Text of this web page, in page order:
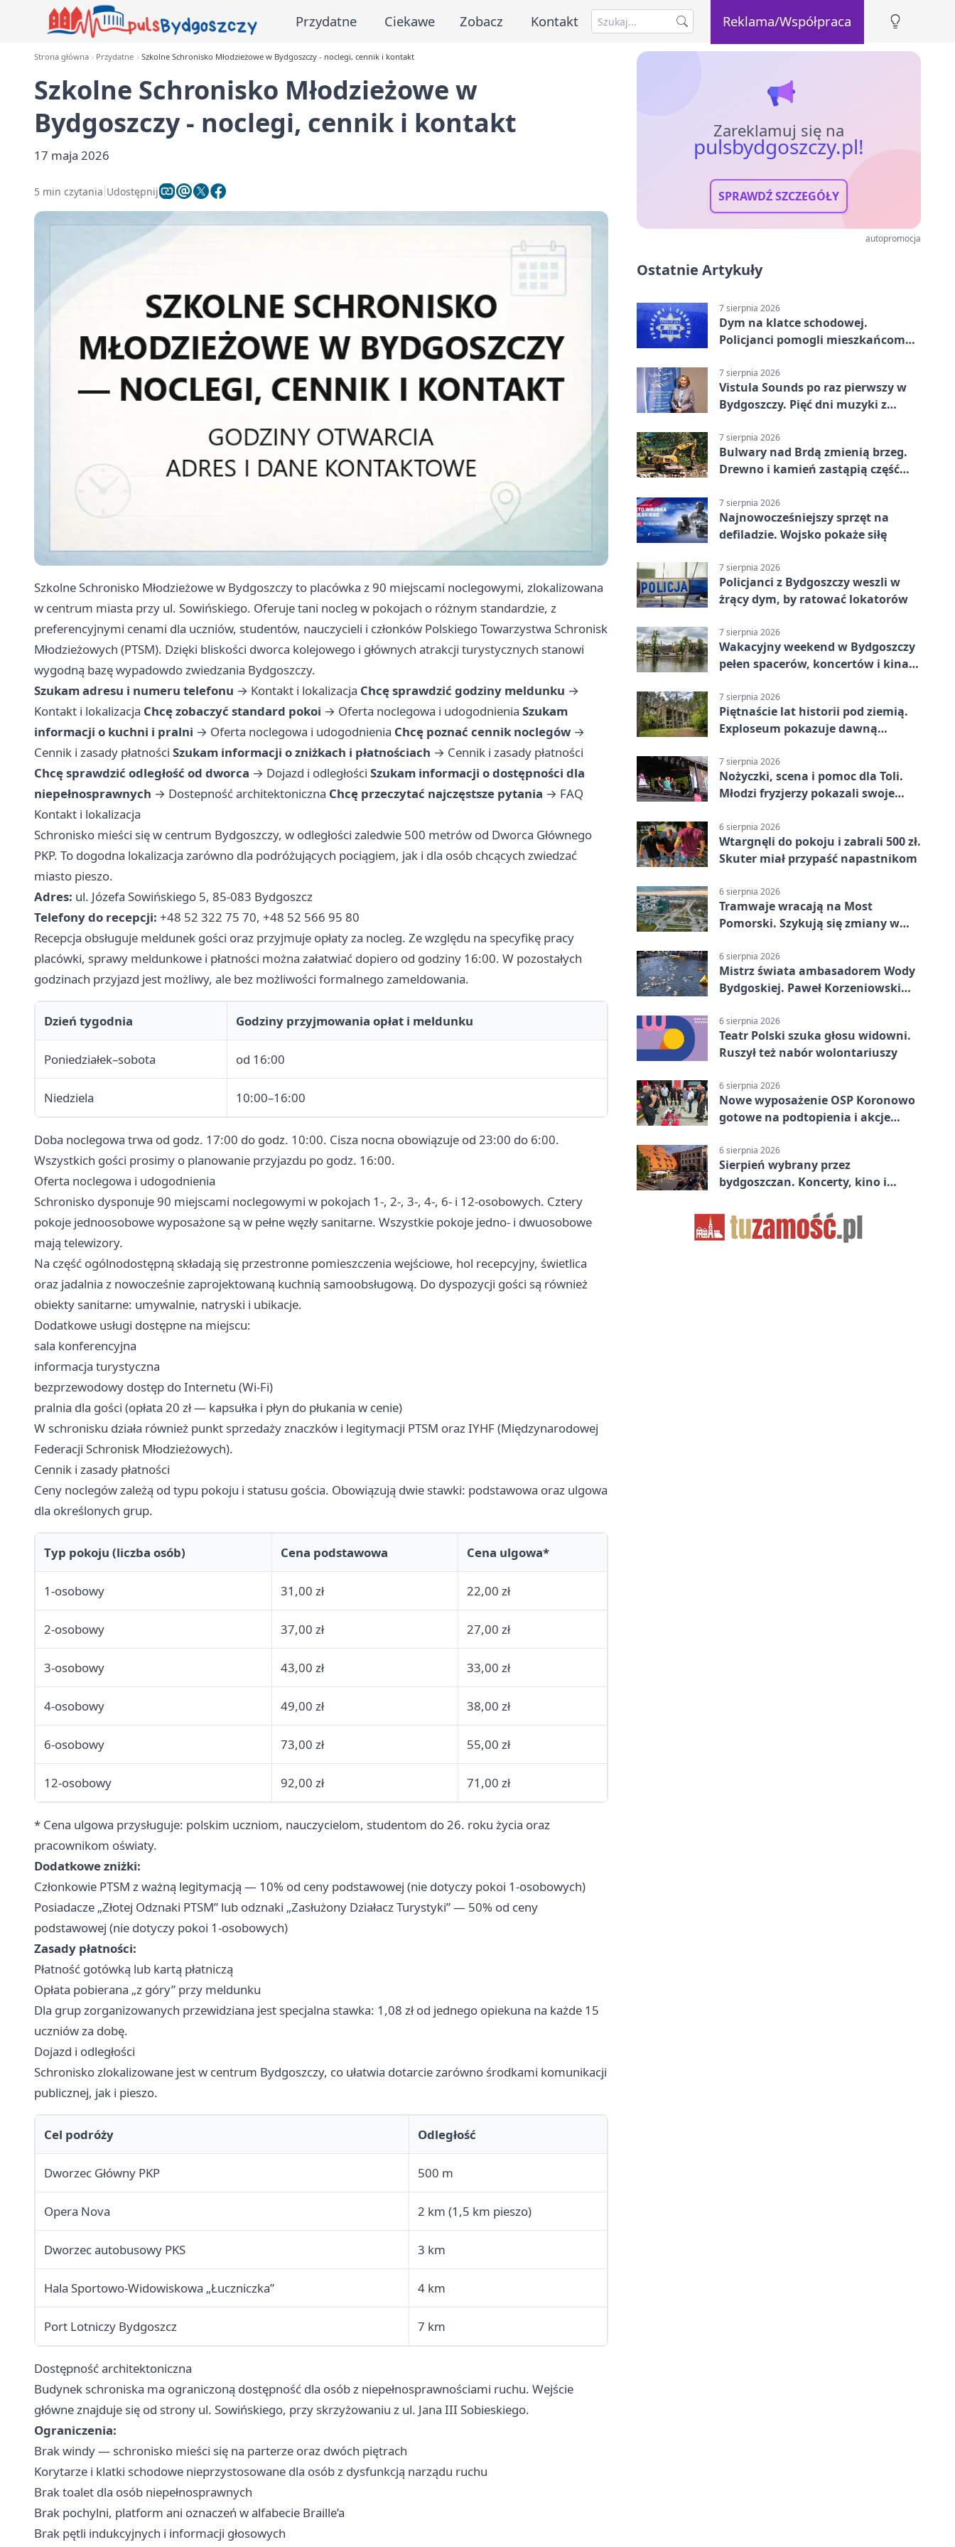
Przydatne Ciekawe Zobacz Kontakt Reklama/Współpraca
Strona główna Przydatne Szkolne Schronisko Młodzieżowe w Bydgoszczy - noclegi, cennik i kontakt
Szkolne Schronisko Młodzieżowe w
Bydgoszczy - noclegi, cennik i kontakt
17 maja 2026
5 min czytania Udostępnij
Szkolne Schronisko Młodzieżowe w Bydgoszczy to placówka z 90 miejscami noclegowymi, zlokalizowana
w centrum miasta przy ul. Sowińskiego. Oferuje tani nocleg w pokojach o różnym standardzie, z
preferencyjnymi cenami dla uczniów, studentów, nauczycieli i członków Polskiego Towarzystwa Schronisk
Młodzieżowych (PTSM). Dzięki bliskości dworca kolejowego i głównych atrakcji turystycznych stanowi
wygodną bazę wypadowdo zwiedzania Bydgoszczy.
Szukam adresu i numeru telefonu → Kontakt i lokalizacja Chcę sprawdzić godziny meldunku →
Kontakt i lokalizacja Chcę zobaczyć standard pokoi → Oferta noclegowa i udogodnienia Szukam
informacji o kuchni i pralni → Oferta noclegowa i udogodnienia Chcę poznać cennik noclegów →
Cennik i zasady płatności Szukam informacji o zniżkach i płatnościach → Cennik i zasady płatności
Chcę sprawdzić odległość od dworca → Dojazd i odległości Szukam informacji o dostępności dla
niepełnosprawnych → Dostepność architektoniczna Chcę przeczytać najczęstsze pytania → FAQ
Kontakt i lokalizacja
Schronisko mieści się w centrum Bydgoszczy, w odległości zaledwie 500 metrów od Dworca Głównego
PKP. To dogodna lokalizacja zarówno dla podróżujących pociągiem, jak i dla osób chcących zwiedzać
miasto pieszo.
Adres: ul. Józefa Sowińskiego 5, 85-083 Bydgoszcz
Telefony do recepcji: +48 52 322 75 70, +48 52 566 95 80
Recepcja obsługuje meldunek gości oraz przyjmuje opłaty za nocleg. Ze względu na specyfikę pracy
placówki, sprawy meldunkowe i płatności można załatwiać dopiero od godziny 16:00. W pozostałych
godzinach przyjazd jest możliwy, ale bez możliwości formalnego zameldowania.
Dzień tygodnia Godziny przyjmowania opłat i meldunku
Poniedziałek–sobota od 16:00
Niedziela 10:00–16:00
Doba noclegowa trwa od godz. 17:00 do godz. 10:00. Cisza nocna obowiązuje od 23:00 do 6:00.
Wszystkich gości prosimy o planowanie przyjazdu po godz. 16:00.
Oferta noclegowa i udogodnienia
Schronisko dysponuje 90 miejscami noclegowymi w pokojach 1-, 2-, 3-, 4-, 6- i 12-osobowych. Cztery
pokoje jednoosobowe wyposażone są w pełne węzły sanitarne. Wszystkie pokoje jedno- i dwuosobowe
mają telewizory.
Na część ogólnodostępną składają się przestronne pomieszczenia wejściowe, hol recepcyjny, świetlica
oraz jadalnia z nowocześnie zaprojektowaną kuchnią samoobsługową. Do dyspozycji gości są również
obiekty sanitarne: umywalnie, natryski i ubikacje.
Dodatkowe usługi dostępne na miejscu:
sala konferencyjna
informacja turystyczna
bezprzewodowy dostęp do Internetu (Wi-Fi)
pralnia dla gości (opłata 20 zł — kapsułka i płyn do płukania w cenie)
W schronisku działa również punkt sprzedaży znaczków i legitymacji PTSM oraz IYHF (Międzynarodowej
Federacji Schronisk Młodzieżowych).
Cennik i zasady płatności
Ceny noclegów zależą od typu pokoju i statusu gościa. Obowiązują dwie stawki: podstawowa oraz ulgowa
dla określonych grup.
Typ pokoju (liczba osób) Cena podstawowa Cena ulgowa*
1-osobowy 31,00 zł 22,00 zł
2-osobowy 37,00 zł 27,00 zł
3-osobowy 43,00 zł 33,00 zł
4-osobowy 49,00 zł 38,00 zł
6-osobowy 73,00 zł 55,00 zł
12-osobowy 92,00 zł 71,00 zł
* Cena ulgowa przysługuje: polskim uczniom, nauczycielom, studentom do 26. roku życia oraz
pracownikom oświaty.
Dodatkowe zniżki:
Członkowie PTSM z ważną legitymacją — 10% od ceny podstawowej (nie dotyczy pokoi 1-osobowych)
Posiadacze „Złotej Odznaki PTSM” lub odznaki „Zasłużony Działacz Turystyki” — 50% od ceny
podstawowej (nie dotyczy pokoi 1-osobowych)
Zasady płatności:
Płatność gotówką lub kartą płatniczą
Opłata pobierana „z góry” przy meldunku
Dla grup zorganizowanych przewidziana jest specjalna stawka: 1,08 zł od jednego opiekuna na każde 15
uczniów za dobę.
Dojazd i odległości
Schronisko zlokalizowane jest w centrum Bydgoszczy, co ułatwia dotarcie zarówno środkami komunikacji
publicznej, jak i pieszo.
Cel podróży Odległość
Dworzec Główny PKP 500 m
Opera Nova 2 km (1,5 km pieszo)
Dworzec autobusowy PKS 3 km
Hala Sportowo-Widowiskowa „Łuczniczka” 4 km
Port Lotniczy Bydgoszcz 7 km
Dostępność architektoniczna
Budynek schroniska ma ograniczoną dostępność dla osób z niepełnosprawnościami ruchu. Wejście
główne znajduje się od strony ul. Sowińskiego, przy skrzyżowaniu z ul. Jana III Sobieskiego.
Ograniczenia:
Brak windy — schronisko mieści się na parterze oraz dwóch piętrach
Korytarze i klatki schodowe nieprzystosowane dla osób z dysfunkcją narządu ruchu
Brak toalet dla osób niepełnosprawnych
Brak pochylni, platform ani oznaczeń w alfabecie Braille’a
Brak pętli indukcyjnych i informacji głosowych
Zareklamuj się na
pulsbydgoszczy.pl!
SPRAWDŹ SZCZEGÓŁY
autopromocja
Ostatnie Artykuły
7 sierpnia 2026
Dym na klatce schodowej.
Policjanci pomogli mieszkańcom
7 sierpnia 2026
Vistula Sounds po raz pierwszy w
Bydgoszczy. Pięć dni muzyki z
7 sierpnia 2026
Bulwary nad Brdą zmienią brzeg.
Drewno i kamień zastąpią część
7 sierpnia 2026
Najnowocześniejszy sprzęt na
defiladzie. Wojsko pokaże siłę
7 sierpnia 2026
Policjanci z Bydgoszczy weszli w
żrący dym, by ratować lokatorów
7 sierpnia 2026
Wakacyjny weekend w Bydgoszczy
pełen spacerów, koncertów i kina
7 sierpnia 2026
Piętnaście lat historii pod ziemią.
Exploseum pokazuje dawną
7 sierpnia 2026
Nożyczki, scena i pomoc dla Toli.
Młodzi fryzjerzy pokazali swoje
6 sierpnia 2026
Wtargnęli do pokoju i zabrali 500 zł.
Skuter miał przypaść napastnikom
6 sierpnia 2026
Tramwaje wracają na Most
Pomorski. Szykują się zmiany w
6 sierpnia 2026
Mistrz świata ambasadorem Wody
Bydgoskiej. Paweł Korzeniowski
6 sierpnia 2026
Teatr Polski szuka głosu widowni.
Ruszył też nabór wolontariuszy
6 sierpnia 2026
Nowe wyposażenie OSP Koronowo
gotowe na podtopienia i akcje
6 sierpnia 2026
Sierpień wybrany przez
bydgoszczan. Koncerty, kino i